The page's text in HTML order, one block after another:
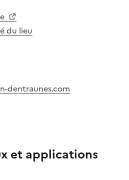
du lieu
dentraunes.com
et applications